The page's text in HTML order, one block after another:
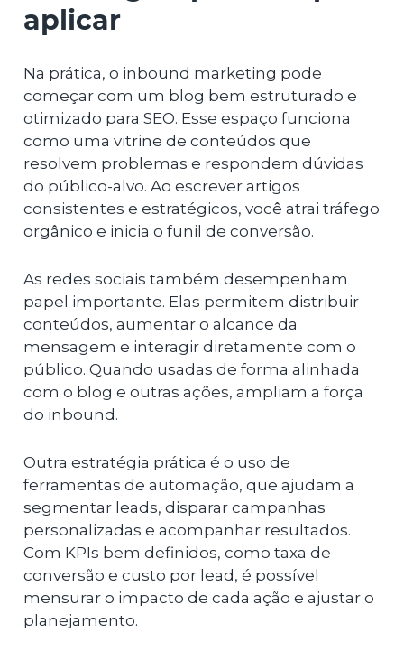
aplicar
Na prática, o inbound marketing pode
começar com um blog bem estruturado e
otimizado para SEO. Esse espaço funciona
como uma vitrine de conteúdos que
resolvem problemas e respondem dúvidas
do público-alvo. Ao escrever artigos
consistentes e estratégicos, você atrai tráfego
orgânico e inicia o funil de conversão.
As redes sociais também desempenham
papel importante. Elas permitem distribuir
conteúdos, aumentar o alcance da
mensagem e interagir diretamente com o
público. Quando usadas de forma alinhada
com o blog e outras ações, ampliam a força
do inbound.
Outra estratégia prática é o uso de
ferramentas de automação, que ajudam a
segmentar leads, disparar campanhas
personalizadas e acompanhar resultados.
Com KPIs bem definidos, como taxa de
conversão e custo por lead, é possível
mensurar o impacto de cada ação e ajustar o
planejamento.